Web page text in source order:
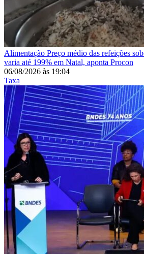
Alimentação Preço médio das refeições
varia até 199% em Natal, aponta Procon
06/08/2026 às 19:04
Taxa